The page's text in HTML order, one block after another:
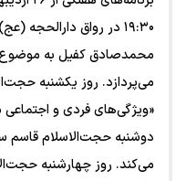
۱۹:۳۰ در رواق
محمدصادق کفیل به موضوع
می‌پردازد. روز یکشنبه
«ویژگی‌های فردی و
دوشنبه حجت‌الاسلام قاسم
می‌کند. روز چهارشنبه